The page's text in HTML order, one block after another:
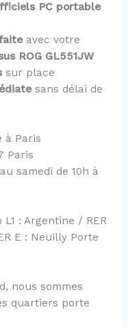
PC portable
avec votre
ROG GL551JW
sur place
sans délai de
à Paris
Paris
samedi de 10h à
: Argentine / RER
E : Neuilly Porte
nous sommes
quartiers porte